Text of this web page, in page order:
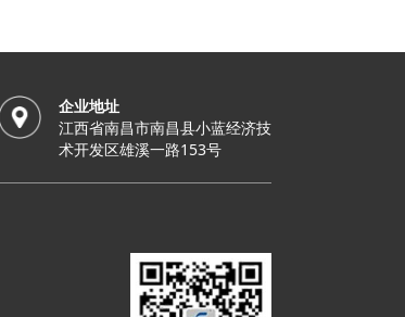
企业地址
江西省南昌市南昌县小蓝经济技
术开发区雄溪一路153号